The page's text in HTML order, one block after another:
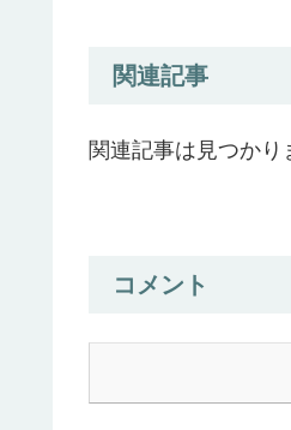
関連記事
関連記事は見つかり
コメント